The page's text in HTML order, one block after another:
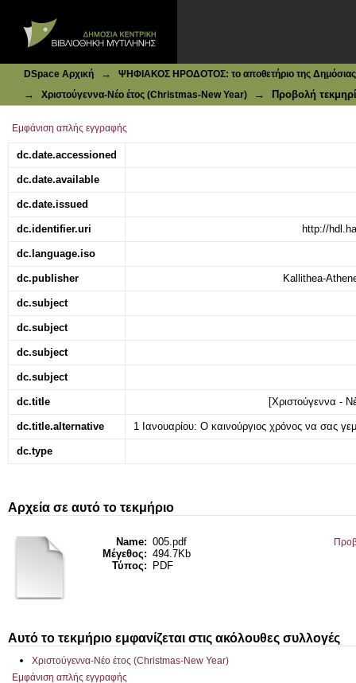
DSpace Αρχική → ΨΗΦΙΑΚΟΣ ΗΡΟΔΟΤΟΣ: το αποθετήριο της Δημόσιας
→ Χριστούγεννα-Νέο έτος (Christmas-New Year) → Προβολή
Εμφάνιση απλής εγγραφής
dc.date.accessioned
dc.date.available
dc.date.issued
dc.identifier.uri http://
dc.language.iso
dc.publisher Kallithea-
dc.subject
dc.subject
dc.subject
dc.subject
dc.title [Χριστούγεννα -
dc.title.alternative 1 Ιανουαρίου: Ο καινούργιος χρόνος να σας
dc.type
Αρχεία σε αυτό το τεκμήριο
Name: 005.pdf
Μέγεθος: 494.7Kb
Τύπος:
PDF
Αυτό το τεκμήριο εμφανίζεται στις ακόλουθες συλλογές
Χριστούγεννα-Νέο έτος (Christmas-New Year)
Εμφάνιση απλής εγγραφής